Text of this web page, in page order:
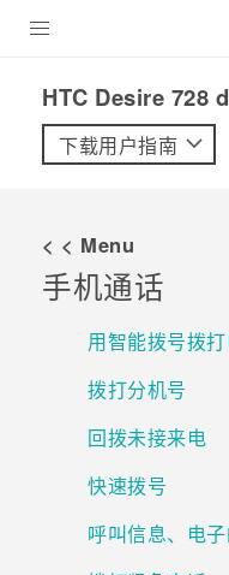
VIVE
支持帮助
在线客服
HTC Desire 728
下载用户指南
< < Menu
手机通话
用智能拨号拨
拨打分机号
回拨未接来电
快速拨号
呼叫信息、电